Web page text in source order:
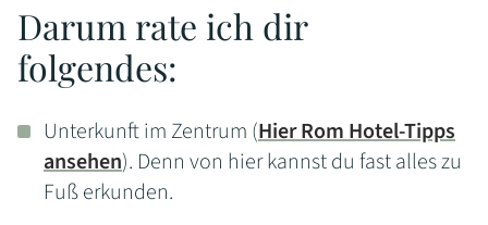
Darum rate ich dir
folgendes:
Unterkunft im Zentrum (Hier Rom Hotel-Tipps
ansehen). Denn von hier kannst du fast alles zu
Fuß erkunden.